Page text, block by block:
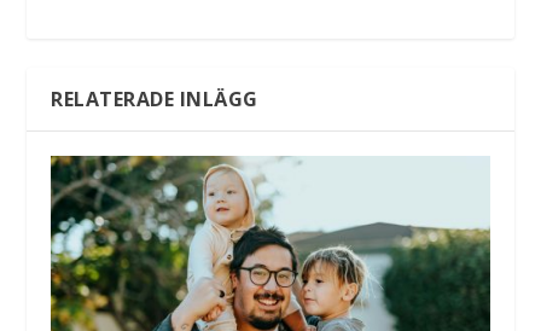
RELATERADE INLÄGG